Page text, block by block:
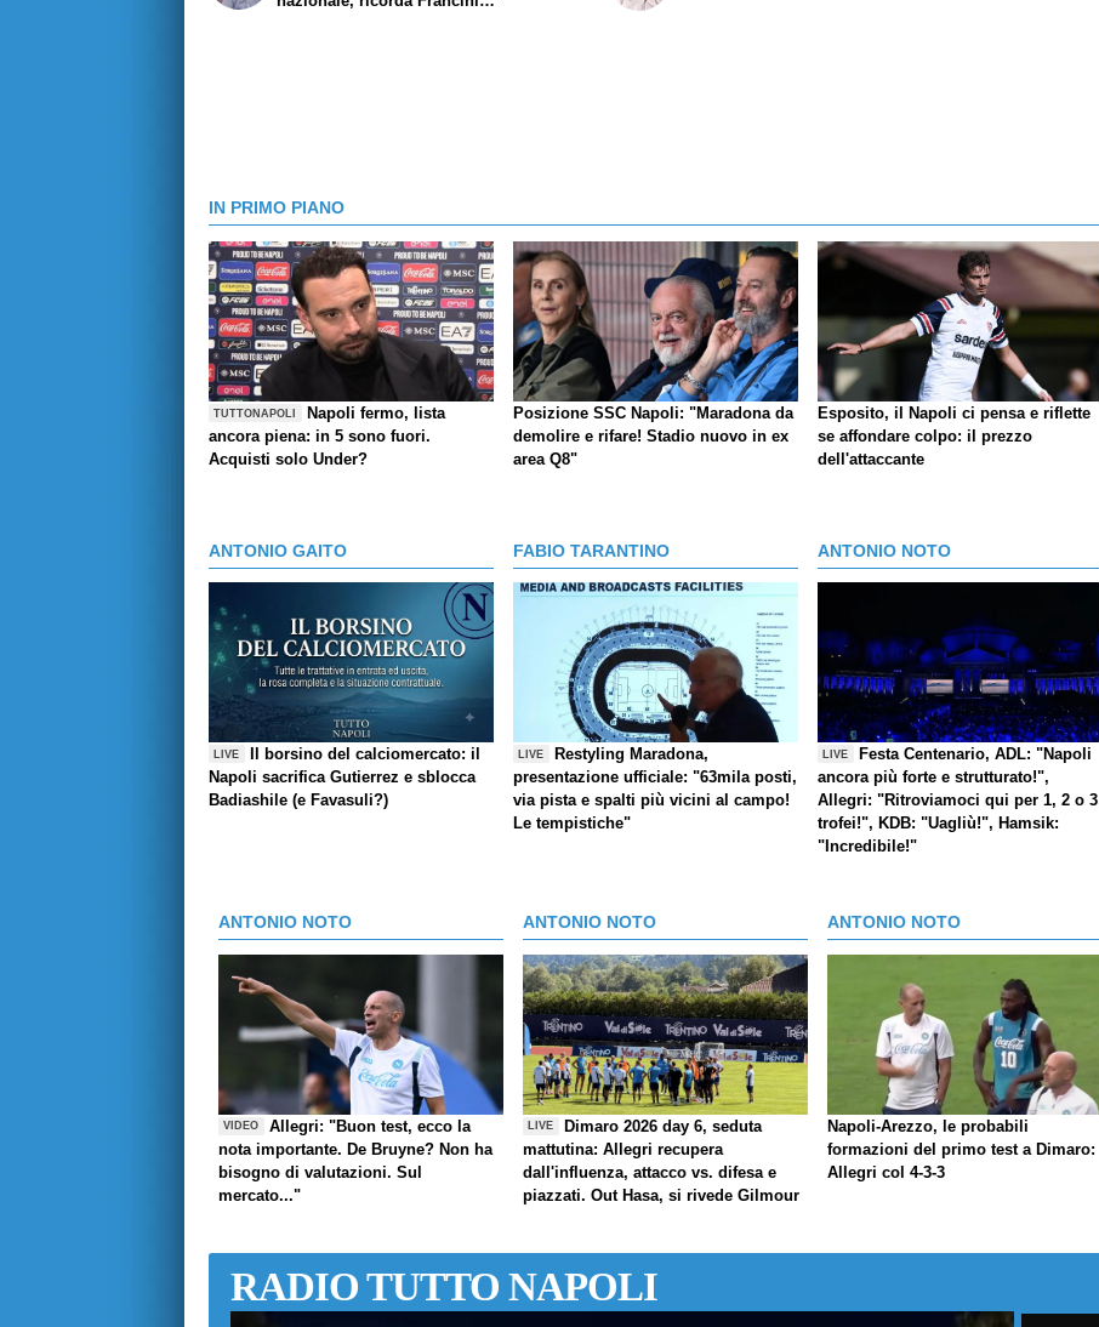
IN PRIMO PIANO
TUTTONAPOLI
Napoli fermo, lista
ancora piena: in 5 sono fuori.
Acquisti solo Under?
Posizione SSC Napoli: "Maradona da
demolire e rifare! Stadio nuovo in ex
area Q8"
Esposito, il Napoli ci pensa e riflette
se affondare colpo: il prezzo
dell'attaccante
ANTONIO GAITO
LIVE
Il borsino del calciomercato: il
Napoli sacrifica Gutierrez e sblocca
Badiashile (e Favasuli?)
FABIO TARANTINO
LIVE
Restyling Maradona,
presentazione ufficiale: "63mila posti,
via pista e spalti più vicini al campo!
Le tempistiche"
ANTONIO NOTO
LIVE
Festa Centenario, ADL: "Napoli
ancora più forte e strutturato!",
Allegri: "Ritroviamoci qui per 1, 2 o 3
trofei!", KDB: "Uagliù!", Hamsik:
"Incredibile!"
ANTONIO NOTO
VIDEO
Allegri: "Buon test, ecco la
nota importante. De Bruyne? Non ha
bisogno di valutazioni. Sul
mercato..."
ANTONIO NOTO
LIVE
Dimaro 2026 day 6, seduta
mattutina: Allegri recupera
dall'influenza, attacco vs. difesa e
piazzati. Out Hasa, si rivede Gilmour
ANTONIO NOTO
Napoli-Arezzo, le probabili
formazioni del primo test a Dimaro:
Allegri col 4-3-3
RADIO TUTTO NAPOLI